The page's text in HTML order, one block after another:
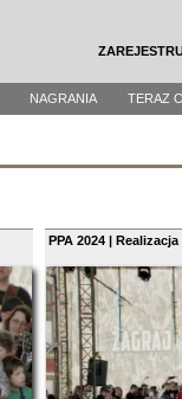
NAGRANIA TERAZ
PPA 2024 |